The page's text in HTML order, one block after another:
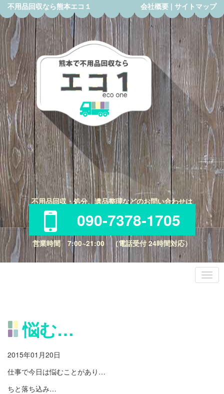
不用品回収なら熊本エコ１ 会社概要| サイトマップ
不用品回収・処分、遺品整理などのお問い合わせは
090-7378-1705
営業時間 7:00~21:00 （電話受付 24時間対応）
悩む…
2015年01月20日
仕事で今日は悩むことがあり…
ちと落ち込み…